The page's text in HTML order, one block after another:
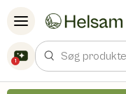
Spring til indhold
1
Søg